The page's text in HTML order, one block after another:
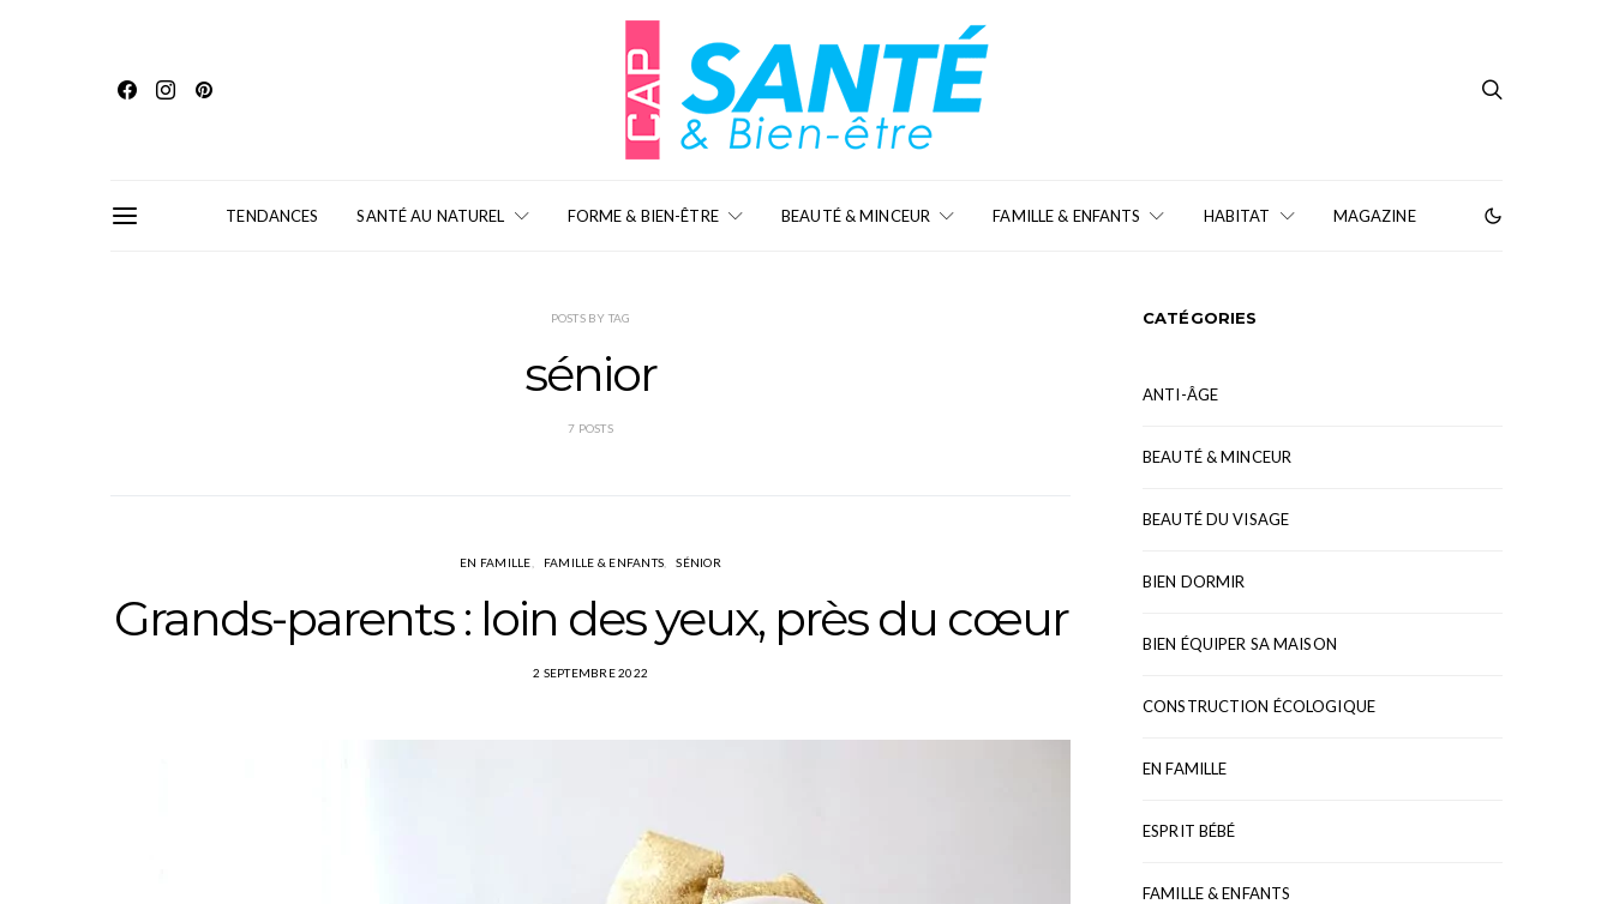
TENDANCES SANTÉ AU NATUREL FORME & BIEN-ÊTRE BEAUTÉ & MINCEUR FAMILLE & ENFANTS HABITAT MAGAZINE
POSTS BY TAG
sénior
7 POSTS
EN FAMILLE FAMILLE & ENFANTS SÉNIOR
Grands-parents : loin des yeux, près du cœur
2 SEPTEMBRE 2022
CATÉGORIES
ANTI-ÂGE
BEAUTÉ & MINCEUR
BEAUTÉ DU VISAGE
BIEN DORMIR
BIEN ÉQUIPER SA MAISON
CONSTRUCTION ÉCOLOGIQUE
EN FAMILLE
ESPRIT BÉBÉ
FAMILLE & ENFANTS